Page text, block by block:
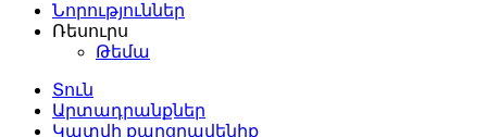
Նորություններ
Ռեսուրս
Թեմա
Տուն
Արտադրանքներ
Կատվի քաղցրավենիք